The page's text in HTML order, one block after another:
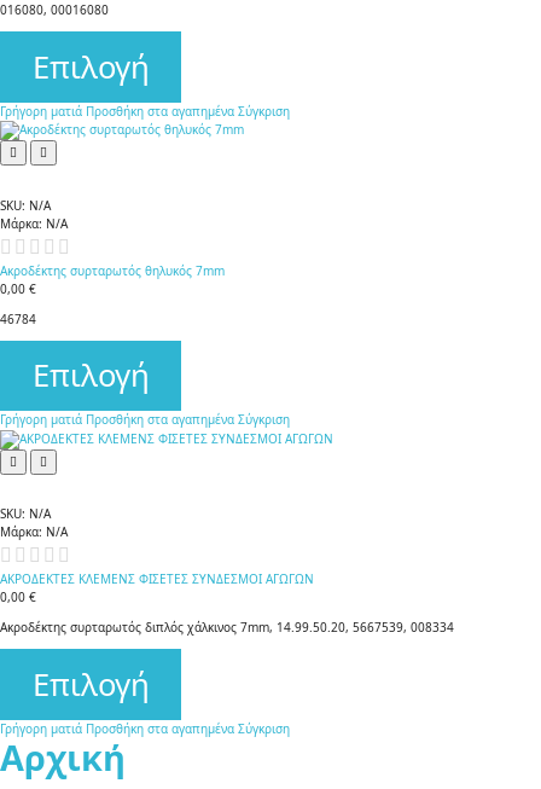
016080, 00016080
Επιλογή
Γρήγορη ματιά Προσθήκη στα αγαπημένα Σύγκριση
SKU: N/A
Μάρκα: N/A
Ακροδέκτης συρταρωτός θηλυκός 7mm
0,00 €
46784
Επιλογή
Γρήγορη ματιά Προσθήκη στα αγαπημένα Σύγκριση
SKU: N/A
Μάρκα: N/A
ΑΚΡΟΔΕΚΤΕΣ ΚΛΕΜΕΝΣ ΦΙΣΕΤΕΣ ΣΥΝΔΕΣΜΟΙ ΑΓΩΓΩΝ
0,00 €
Ακροδέκτης συρταρωτός διπλός χάλκινος 7mm, 14.99.50.20, 5667539, 008334
Επιλογή
Γρήγορη ματιά Προσθήκη στα αγαπημένα Σύγκριση
Αρχική